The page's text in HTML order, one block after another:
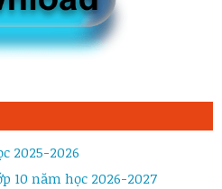
2025-2026
10 năm học 2026-2027